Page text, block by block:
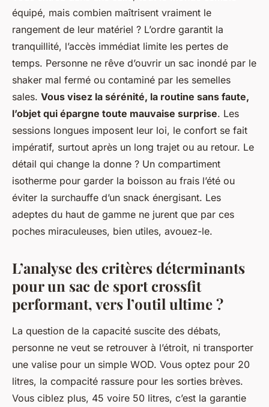
équipé, mais combien maîtrisent vraiment le
rangement de leur matériel ? L’ordre garantit la
tranquillité, l’accès immédiat limite les pertes de
temps. Personne ne rêve d’ouvrir un sac inondé par le
shaker mal fermé ou contaminé par les semelles
sales. Vous visez la sérénité, la routine sans faute,
l’objet qui épargne toute mauvaise surprise. Les
sessions longues imposent leur loi, le confort se fait
impératif, surtout après un long trajet ou au retour. Le
détail qui change la donne ? Un compartiment
isotherme pour garder la boisson au frais l’été ou
éviter la surchauffe d’un snack énergisant. Les
adeptes du haut de gamme ne jurent que par ces
poches miraculeuses, bien utiles, avouez-le.
L’analyse des critères déterminants
pour un sac de sport crossfit
performant, vers l’outil ultime ?
La question de la capacité suscite des débats,
personne ne veut se retrouver à l’étroit, ni transporter
une valise pour un simple WOD. Vous optez pour 20
litres, la compacité rassure pour les sorties brèves.
Vous ciblez plus, 45 voire 50 litres, c’est la garantie